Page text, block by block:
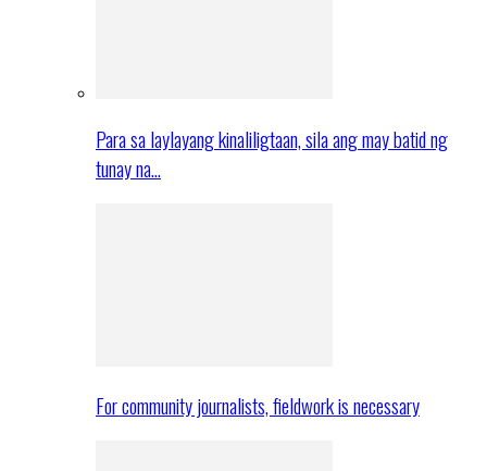
Para sa laylayang kinaliligtaan, sila ang may batid ng
tunay na…
For community journalists, fieldwork is necessary